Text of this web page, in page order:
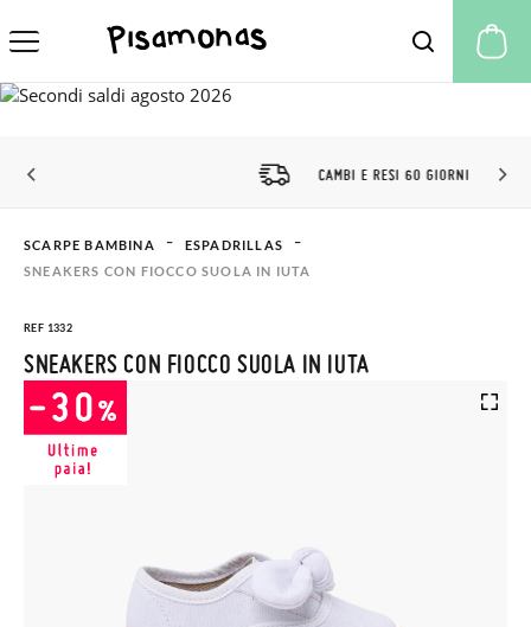
CAMBI E RESI 60 GIORNI
SCARPE BAMBINA
ESPADRILLAS
SNEAKERS CON FIOCCO SUOLA IN IUTA
REF 1332
SNEAKERS CON FIOCCO SUOLA IN IUTA